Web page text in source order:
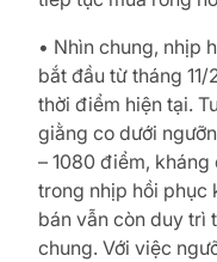
• Nhìn chung, nhịp
bắt đầu từ tháng
thời điểm hiện tại.
giằng co dưới
– 1080 điểm,
trong nhịp hồi phục
bán vẫn còn duy trì
chung. Với việc